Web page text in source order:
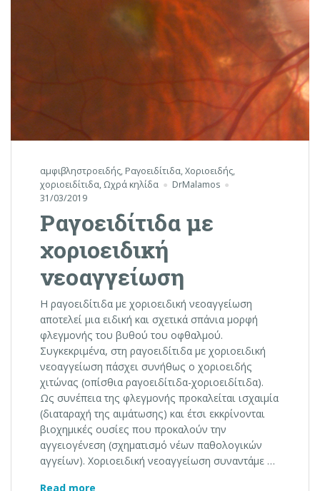
αμφιβληστροειδής, Ραγοειδίτιδα,Χοριοειδής,
χοριοειδίτιδα,Ωχρά κηλίδα
DrMalamos
31/03/2019
Ραγοειδίτιδα με
χοριοειδική
νεοαγγείωση
Η ραγοειδίτιδα με χοριοειδική νεοαγγείωση
αποτελεί μια ειδική και σχετικά σπάνια μορφή
φλεγμονής του βυθού του οφθαλμού.
Συγκεκριμένα, στη ραγοειδίτιδα με χοριοειδική
νεοαγγείωση πάσχει συνήθως ο χοριοειδής
χιτώνας (οπίσθια ραγοειδίτιδα-χοριοειδίτιδα).
Ως συνέπεια της φλεγμονής προκαλείται ισχαιμία
(διαταραχή της αιμάτωσης) και έτσι εκκρίνονται
βιοχημικές ουσίες που προκαλούν την
αγγειογένεση (σχηματισμό νέων παθολογικών
αγγείων). Χοριοειδική νεοαγγείωση συναντάμε …
Read more